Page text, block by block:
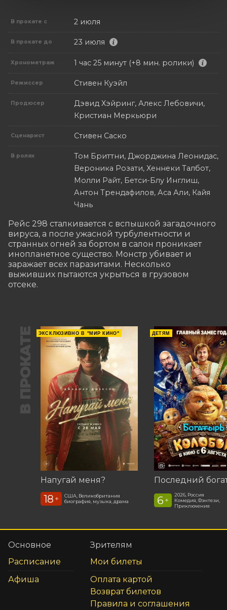
В прокате с 2 июля
В прокате до 23 июля
Хронометраж 1 час 25 минут (+8 мин. ролики)
Режиссер Стивен Куэйл
Продюсер
Дэвид Хэйринг, Алекс Лебовичи,
Кристиан Меркьюри
Сценарист Стивен Саско
В ролях
Том Бриттни, Джорджина Леонидас,
Вероника Розати, Хеннеки Талбот,
Молли Райт, Бетси-Блу Инглиш,
Антон Трендафилов, Аса Али, Кайя
Чань
Рейс 298 сталкивается с вспышкой загадочного
вируса, а после ужасной турбулентности и
странных огней за бортом в салон проникает
инопланетное существо. Монстр убивает и
заражает всех паразитами. Несколько
выживших пытаются укрыться в грузовом
отсеке.
В ПРОКАТЕ ЭКСКЛЮЗИВНО В "МИР КИНО"
Напугай меня?
18 +
США, Великобритания
биография, музыка, драма
ДЕТЯМ
6 +
2026, Россия
Комедия, Фэнтези,
Приключения
Основное
Расписание
Афиша
Зрителям
Мои билеты
Оплата картой
Возврат билетов
Правила и соглашения